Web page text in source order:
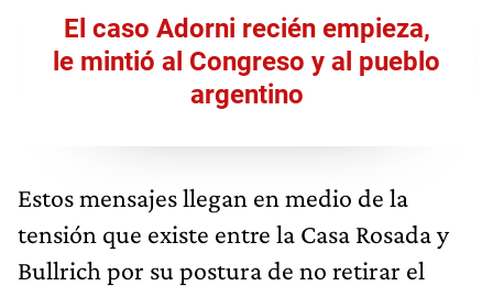
El caso Adorni recién empieza,
le mintió al Congreso y al pueblo
argentino
Estos mensajes llegan en medio de la
tensión que existe entre la Casa Rosada y
Bullrich por su postura de no retirar el